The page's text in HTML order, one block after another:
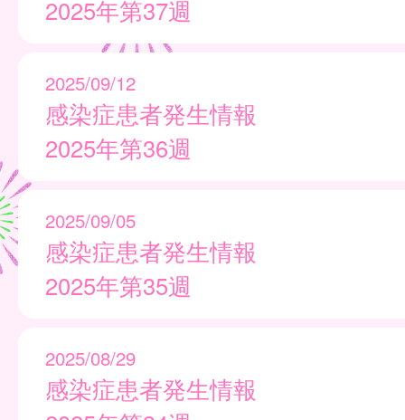
2025年第37週
2025/09/12
感染症患者発生情報
2025年第36週
2025/09/05
感染症患者発生情報
2025年第35週
2025/08/29
感染症患者発生情報